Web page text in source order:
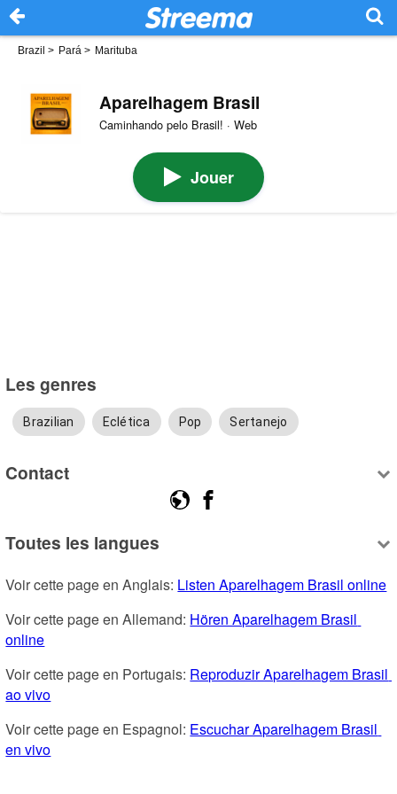
Brazil > Pará > Marituba
Aparelhagem Brasil
Caminhando pelo Brasil! · Web
Jouer
Les genres
Brazilian Eclética Pop Sertanejo
Contact
Toutes les langues
Voir cette page en Anglais: Listen Aparelhagem Brasil online
Voir cette page en Allemand: Hören Aparelhagem Brasil
online
Voir cette page en Portugais: Reproduzir Aparelhagem Brasil
ao vivo
Voir cette page en Espagnol: Escuchar Aparelhagem Brasil
en vivo